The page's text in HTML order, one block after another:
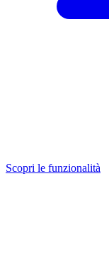
Scopri le funzionalità